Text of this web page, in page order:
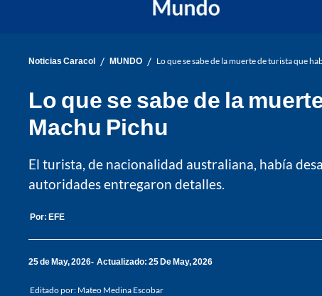
Noticias Caracol / MUNDO / Lo que se sabe de la muerte de turista que
Lo que se sabe de la
Machu Pichu
El turista, de nacionalidad australiana, había
autoridades entregaron detalles.
Por: EFE
25 de May, 2026 Actualizado: 25 De May, 2026
Editado por: Mateo Medina Escobar